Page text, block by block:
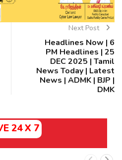
Next Post
Headlines Now | 6
PM Headlines | 25
DEC 2025 | Tamil
News Today | Latest
News | ADMK | BJP |
DMK
24 X 7